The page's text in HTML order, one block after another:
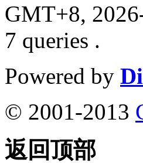
GMT+8,
7 queries .
Powered by
© 2001-2013
返回顶部